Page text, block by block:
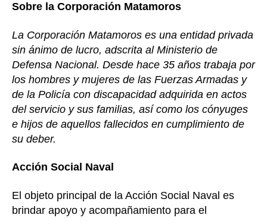
Sobre la Corporación Matamoros
La Corporación Matamoros es una entidad privada
sin ánimo de lucro, adscrita al Ministerio de
Defensa Nacional. Desde hace 35 años trabaja por
los hombres y mujeres de las Fuerzas Armadas y
de la Policía con discapacidad adquirida en actos
del servicio y sus familias, así como los cónyuges
e hijos de aquellos fallecidos en cumplimiento de
su deber.
Acción Social Naval
El objeto principal de la Acción Social Naval es
brindar apoyo y acompañamiento para el